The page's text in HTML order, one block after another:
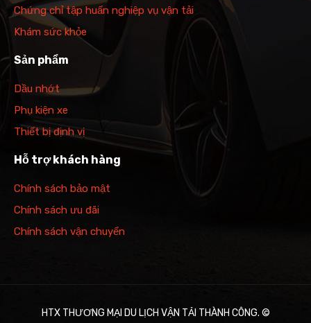
Chứng chỉ tập huấn nghiệp vụ vận tải
Khám sức khỏe
Sản phẩm
Dầu nhớt
Phụ kiện xe
Thiết bị định vị
Hỗ trợ khách hàng
Chính sách bảo mật
Chính sách ưu đãi
Chính sách vận chuyển
HTX THƯƠNG MẠI DU LỊCH VẬN TẢI THÀNH CÔNG. ©